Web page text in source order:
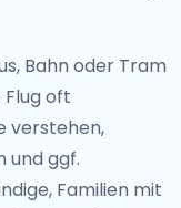
Bahn oder Tram
oft
verstehen,
und ggf.
Familien mit